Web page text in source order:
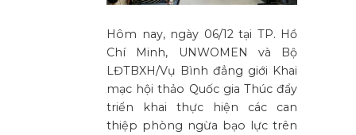
Hôm nay, ngày 06/12 tại TP. Hồ
Chí Minh, UNWOMEN và Bộ
LĐTBXH/Vụ Bình đẳng giới Khai
mạc hội thảo Quốc gia Thúc đẩy
triển khai thực hiện các can
thiệp phòng ngừa bạo lực trên